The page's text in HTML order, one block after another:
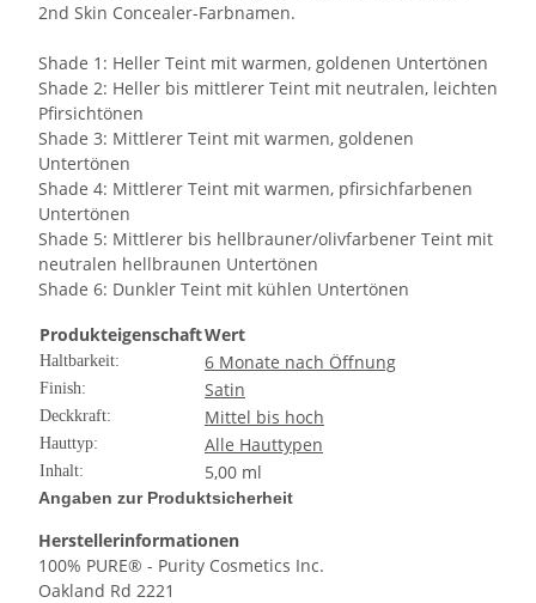
2nd Skin Concealer-Farbnamen.
Shade 1: Heller Teint mit warmen, goldenen Untertönen
Shade 2: Heller bis mittlerer Teint mit neutralen, leichten
Pfirsichtönen
Shade 3: Mittlerer Teint mit warmen, goldenen
Untertönen
Shade 4: Mittlerer Teint mit warmen, pfirsichfarbenen
Untertönen
Shade 5: Mittlerer bis hellbrauner/olivfarbener Teint mit
neutralen hellbraunen Untertönen
Shade 6: Dunkler Teint mit kühlen Untertönen
ProdukteigenschaftWert
Haltbarkeit: 6 Monate nach Öffnung
Finish: Satin
Deckkraft: Mittel bis hoch
Hauttyp: Alle Hauttypen
Inhalt: 5,00 ml
Angaben zur Produktsicherheit
Herstellerinformationen
100% PURE® - Purity Cosmetics Inc.
Oakland Rd 2221